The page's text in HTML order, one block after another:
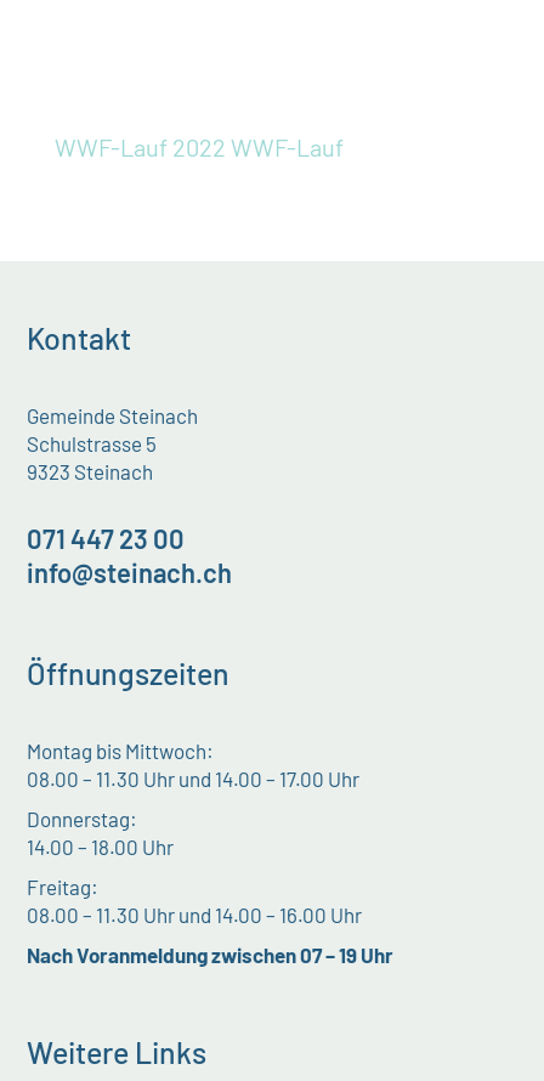
WWF-Lauf 2022 WWF-Lauf
Kontakt
Gemeinde Steinach
Schulstrasse 5
9323 Steinach
071 447 23 00
info@steinach.ch
Öffnungszeiten
Montag bis Mittwoch:
08.00 – 11.30 Uhr und 14.00 – 17.00 Uhr
Donnerstag:
14.00 – 18.00 Uhr
Freitag:
08.00 – 11.30 Uhr und 14.00 – 16.00 Uhr
Nach Voranmeldung zwischen 07 – 19 Uhr
Weitere Links